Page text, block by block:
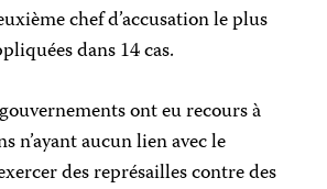
chef d’accusation le plus
dans 14 cas.
ont eu recours à
n’ayant aucun lien avec le
des représailles contre des